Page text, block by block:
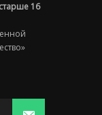
16